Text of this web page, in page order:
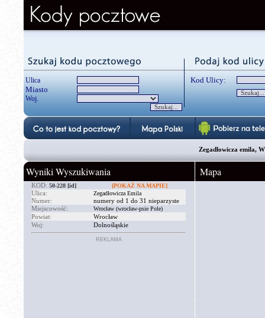
Ulica
Miasto
Woj.
Kod Ulicy:
Zegadłowicza emila,
Wyniki Wyszukiwania
KOD: 50-228 [id] [POKAŻ NA MAPIE]
Ulica: Zegadłowicza Emila
Numer:
numery od 1 do 31 nieparzyste
Miejscowość:
Wrocław (wrocław-psie Pole)
Powiat:
Wrocław
Woj:
Dolnośląskie
REKLAMA
Mapa